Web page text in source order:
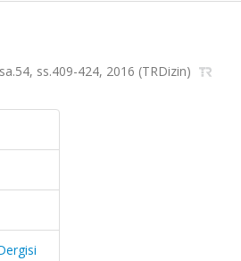
ss.409-424, 2016 (TRDizin)